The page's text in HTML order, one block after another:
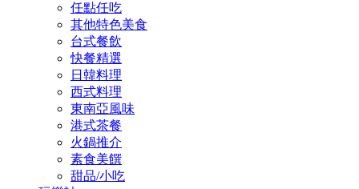
任點任吃
其他特色美食
台式餐飲
快餐精選
日韓料理
西式料理
東南亞風味
港式茶餐
火鍋推介
素食美饌
甜品/小吃